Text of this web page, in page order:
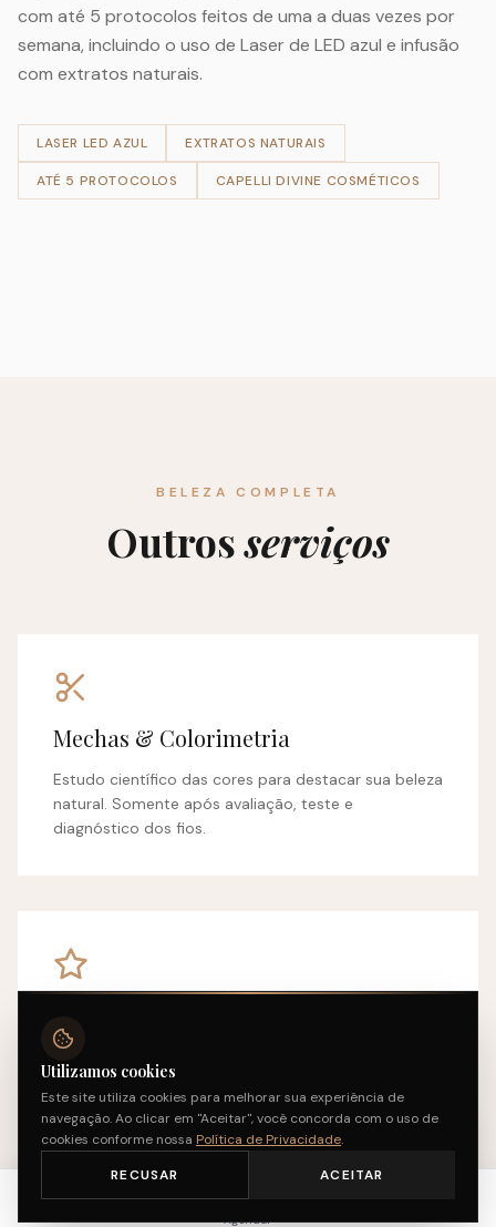
com até 5 protocolos feitos de uma a duas vezes por
semana, incluindo o uso de Laser de LED azul e infusão
com extratos naturais.
LASER LED AZUL EXTRATOS NATURAIS
ATÉ 5 PROTOCOLOS CAPELLI DIVINE COSMÉTICOS
BELEZA COMPLETA
Outrosserviços
Mechas & Colorimetria
Estudo científico das cores para destacar sua beleza
natural. Somente após avaliação, teste e
diagnóstico dos fios.
Hidratação, alisamento, escova e os cortes que são
tendência, com personalização de tratamentos.
Agendar
Posso te ajudar? Me chama
aqui!
Utilizamos cookies
Este site utiliza cookies para melhorar sua experiência de
navegação. Ao clicar em "Aceitar", você concorda com o uso de
cookies conforme nossa Política de Privacidade.
RECUSAR
ACEITAR